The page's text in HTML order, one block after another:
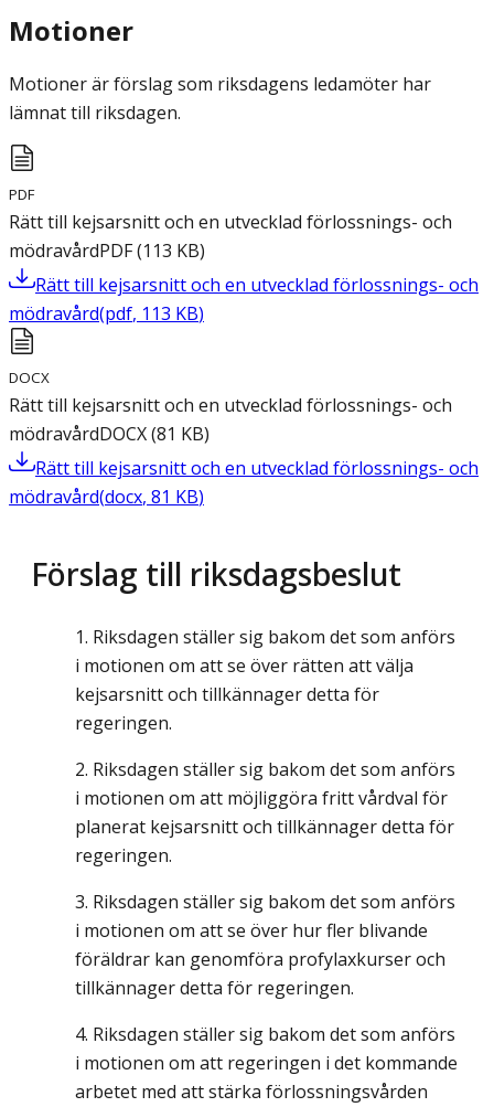
Motioner
Motioner är förslag som riksdagens ledamöter har
lämnat till riksdagen.
PDF
Rätt till kejsarsnitt och en utvecklad förlossnings- och
mödravårdPDF(113 KB)
Rätt till kejsarsnitt och en utvecklad förlossnings- och
mödravård(pdf, 113 KB)
DOCX
Rätt till kejsarsnitt och en utvecklad förlossnings- och
mödravårdDOCX(81 KB)
Rätt till kejsarsnitt och en utvecklad förlossnings- och
mödravård(docx, 81 KB)
Förslag till riksdagsbeslut
Riksdagen ställer sig bakom det som anförs
i motionen om att se över rätten att välja
kejsarsnitt och tillkännager detta för
regeringen.
Riksdagen ställer sig bakom det som anförs
i motionen om att möjliggöra fritt vårdval för
planerat kejsarsnitt och tillkännager detta för
regeringen.
Riksdagen ställer sig bakom det som anförs
i motionen om att se över hur fler blivande
föräldrar kan genomföra profylaxkurser och
tillkännager detta för regeringen.
Riksdagen ställer sig bakom det som anförs
i motionen om att regeringen i det kommande
arbetet med att stärka förlossningsvården